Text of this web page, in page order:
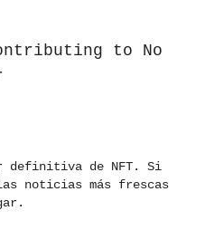
to
No
definitiva de NFT. Si
noticias más frescas